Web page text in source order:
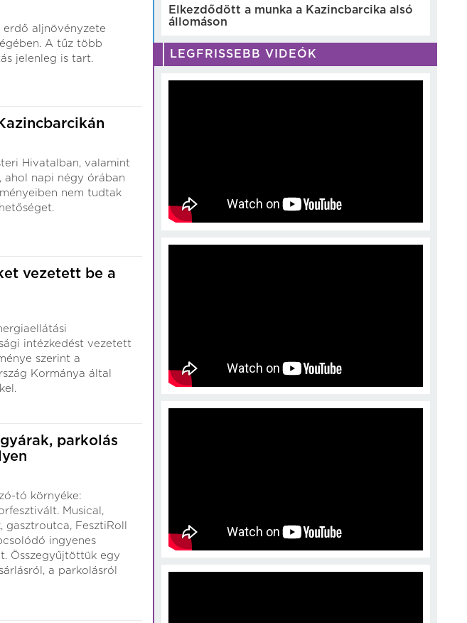
erdő aljnövényzete
A tűz több
jelenleg is tart.
Hivatalban, valamint
ahol napi négy órában
nem tudtak
vezetett be a
intézkedést vezetett
szerint a
Kormánya által
parkolás
tó környéke:
Musical,
FesztiRoll
ingyenes
Összegyűjtöttük egy
a parkolásról
Elkezdődött a munka a Kazincbarcika alsó
állomáson
LEGFRISSEBB VIDEÓK